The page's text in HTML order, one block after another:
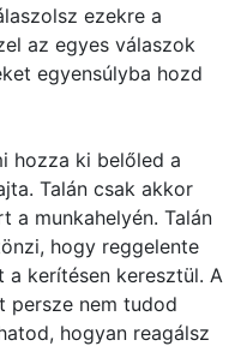
ezekre a
az egyes válaszok
egyensúlyba hozd
hozza ki belőled a
Talán csak akkor
a munkahelyén. Talán
hogy reggelente
a kerítésen keresztül. A
persze nem tudod
hogyan reagálsz